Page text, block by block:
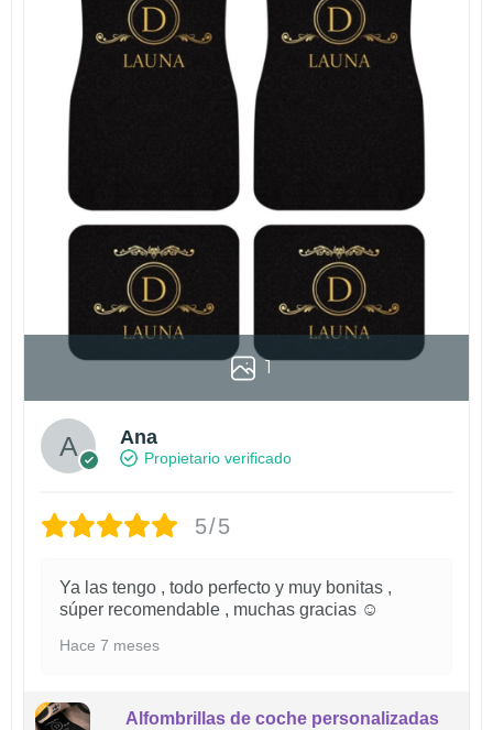
1
Ana
Propietario verificado
5/5
Ya las tengo , todo perfecto y muy bonitas ,
súper recomendable , muchas gracias ☺️
Hace 7 meses
Alfombrillas de coche personalizadas